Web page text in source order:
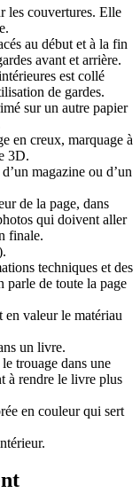
les couvertures. Elle
au début et à la fin
avant et arrière.
est collé
de gardes.
sur un autre papier
en creux, marquage à
3D.
magazine ou d’un
de la page, dans
qui doivent aller
finale.
techniques et des
parle de toute la page
en valeur le matériau
un livre.
trouage dans une
à rendre le livre plus
en couleur qui sert